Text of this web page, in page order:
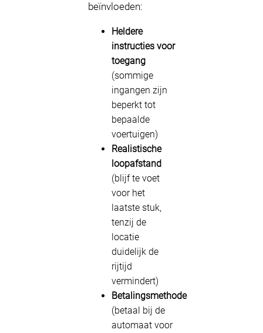
beïnvloeden:
Heldere
instructies voor
toegang
(sommige
ingangen zijn
beperkt tot
bepaalde
voertuigen)
Realistische
loopafstand
(blijf te voet
voor het
laatste stuk,
tenzij de
locatie
duidelijk de
rijtijd
vermindert)
Betalingsmethode
(betaal bij de
automaat voor